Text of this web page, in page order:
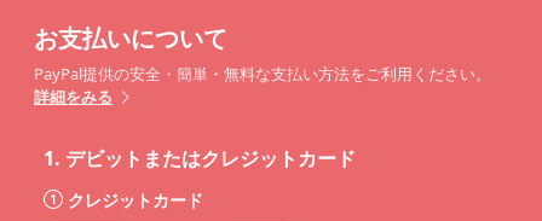
お支払いについて
PayPal提供の安全・簡単・無料な支払い方法をご利用ください。
詳細をみる
1. デビットまたはクレジットカード
クレジットカード